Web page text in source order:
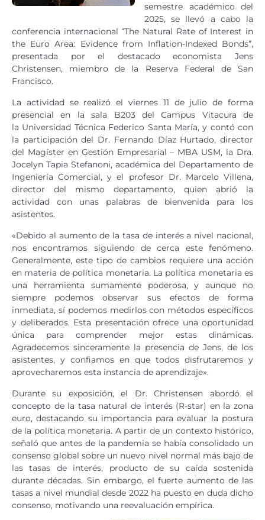
semestre académico del
2025, se llevó a cabo la
conferencia internacional “The Natural Rate of Interest in
the Euro Area: Evidence from Inflation-Indexed Bonds”,
presentada por el destacado economista Jens
Christensen, miembro de la Reserva Federal de San
Francisco.
La actividad se realizó el viernes 11 de julio de forma
presencial en la sala B203 del Campus Vitacura de
la Universidad Técnica Federico Santa María, y contó con
la participación del Dr. Fernando Díaz Hurtado, director
del Magíster en Gestión Empresarial – MBA USM, la Dra.
Jocelyn Tapia Stefanoni, académica del Departamento de
Ingeniería Comercial, y el profesor Dr. Marcelo Villena,
director del mismo departamento, quien abrió la
actividad con unas palabras de bienvenida para los
asistentes.
«Debido al aumento de la tasa de interés a nivel nacional,
nos encontramos siguiendo de cerca este fenómeno.
Generalmente, este tipo de cambios requiere una acción
en materia de política monetaria. La política monetaria es
una herramienta sumamente poderosa, y aunque no
siempre podemos observar sus efectos de forma
inmediata, sí podemos medirlos con métodos específicos
y deliberados. Esta presentación ofrece una oportunidad
única para comprender mejor estas dinámicas.
Agradecemos sinceramente la presencia de Jens, de los
asistentes, y confiamos en que todos disfrutaremos y
aprovecharemos esta instancia de aprendizaje».
Durante su exposición, el Dr. Christensen abordó el
concepto de la tasa natural de interés (R-star) en la zona
euro, destacando su importancia para evaluar la postura
de la política monetaria. A partir de un contexto histórico,
señaló que antes de la pandemia se había consolidado un
consenso global sobre un nuevo nivel normal más bajo de
las tasas de interés, producto de su caída sostenida
durante décadas. Sin embargo, el fuerte aumento de las
tasas a nivel mundial desde 2022 ha puesto en duda dicho
consenso, motivando una reevaluación empírica.